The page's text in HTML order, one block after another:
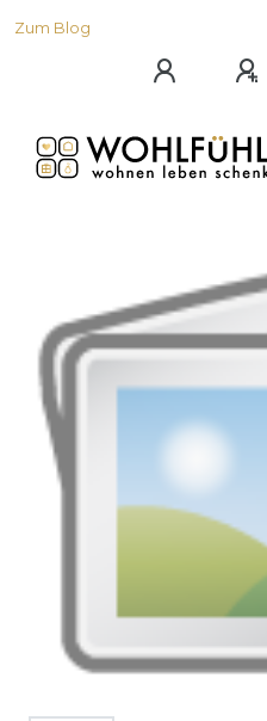
Zum Blog